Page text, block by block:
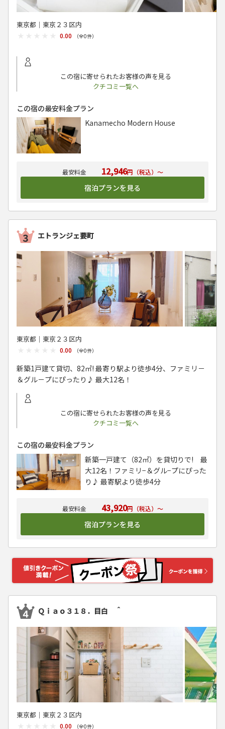
東京都│東京２３区内
0.00 （全0件）
この宿に寄せられたお客様の声を見る
クチコミ一覧へ
12,946円（税込）～
宿泊プランを見る
この宿の最安料金プラン
Kanamecho Modern House
エトランジェ要町
東京都│東京２３区内
0.00 （全0件）
新築1戸建て貸切、82㎡! 最寄り駅より徒歩4分、ファミリ－
＆グル－プにぴったり♪ 最大12名！
この宿に寄せられたお客様の声を見る
クチコミ一覧へ
43,920円（税込）～
宿泊プランを見る
この宿の最安料金プラン
新築一戸建て（82㎡）を貸切りで! 最
大12名！ファミリ−＆グル−プにぴった
り♪ 最寄駅より徒歩4分
Ｑｉａｏ３１８．目白 ＾
東京都│東京２３区内
0.00 （全0件）